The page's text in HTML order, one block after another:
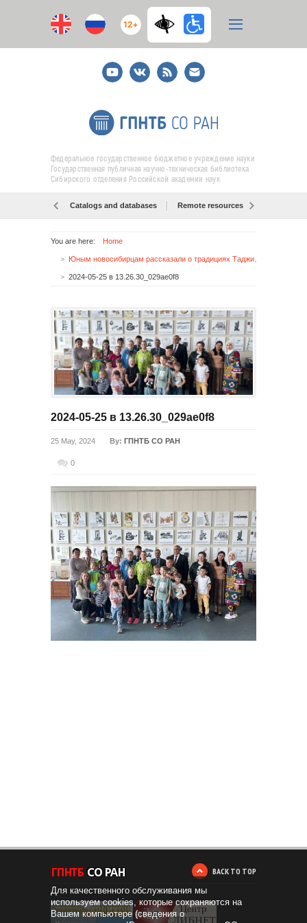
12+
YoutubeВКонтакте
RSS
E-
mail
подписка
Федеральное государственное бюджетное учреждение науки
Государственная публичная научно-техническая библиотека
Сибирского отделения Российской академии наук
Catalogs and databases Remote resources
You are here: Home
2024-05-25 в 13.26.30_029ae0f8
2024-05-25 в 13.26.30_029ae0f8
25 May, 2024 By: ГПНТБ СО РАН
0
BACK TO TOP
Для качественного обслуживания мы
используем cookies, которые сохраняются на
Вашем компьютере (сведения о